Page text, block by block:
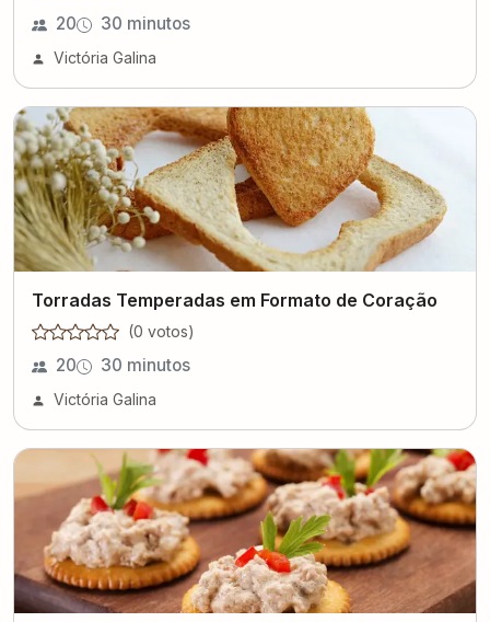
20 30 minutos
Victória Galina
Torradas Temperadas em Formato de Coração
(0 votos)
20 30 minutos
Victória Galina